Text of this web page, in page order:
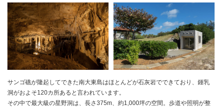
サンゴ礁が隆起してできた南大東島はほとんどが石灰岩でできており、鍾乳
洞がおよそ120カ所あると言われています。
その中で最大級の星野洞は、長さ375m、約1,000坪の空間。歩道や照明が整